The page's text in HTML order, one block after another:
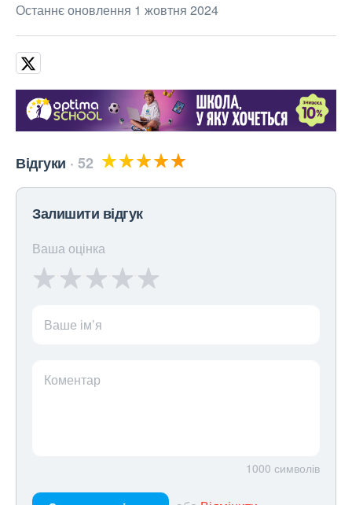
Останнє оновлення 1 жовтня 2024
Відгуки 52
Залишити відгук
Ваша оцінка
Ваше ім’я
Коментар
1000 символів